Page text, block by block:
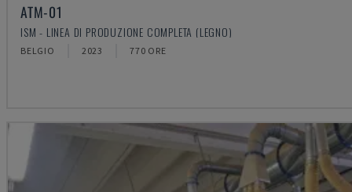
ATM-01
ISM - LINEA DI PRODUZIONE COMPLETA (LEGNO)
BELGIO 2023 770 ORE